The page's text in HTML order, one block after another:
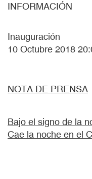
INFORMACIÓN
Inauguración
10 Octubre 2018
NOTA DE PRENSA
Bajo el signo de la
Cae la noche en el